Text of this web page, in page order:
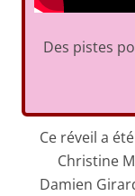
Des pistes
Ce réveil a
Christine
Damien